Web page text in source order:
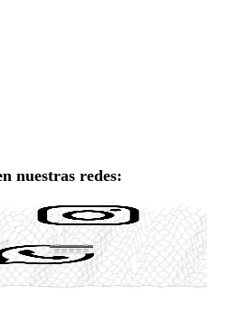
nuestras redes: